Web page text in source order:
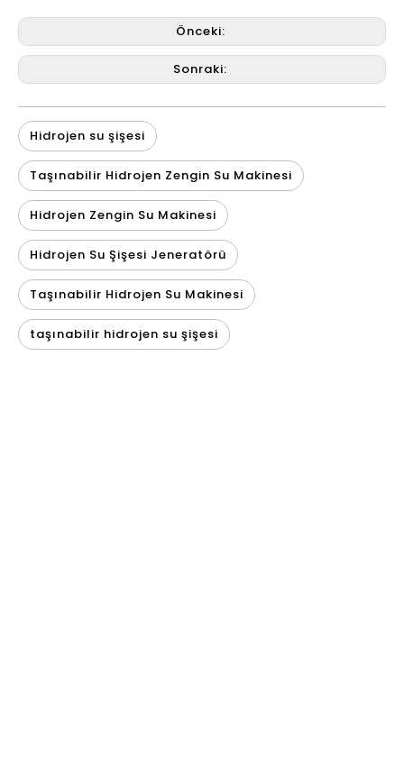
Önceki:
Sonraki:
Hidrojen su şişesi
Taşınabilir Hidrojen Zengin Su Makinesi
Hidrojen Zengin Su Makinesi
Hidrojen Su Şişesi Jeneratörü
Taşınabilir Hidrojen Su Makinesi
taşınabilir hidrojen su şişesi